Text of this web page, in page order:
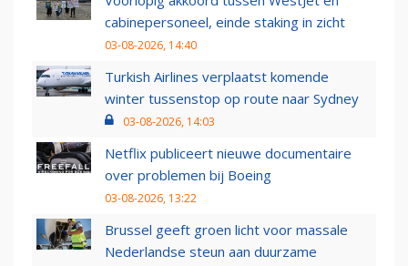
cabinepersoneel, einde staking in zicht
03-08-2026, 14:40
Turkish Airlines verplaatst komende
winter tussenstop op route naar Sydney
03-08-2026, 14:03
Netflix publiceert nieuwe documentaire
over problemen bij Boeing
03-08-2026, 13:22
Brussel geeft groen licht voor massale
Nederlandse steun aan duurzame